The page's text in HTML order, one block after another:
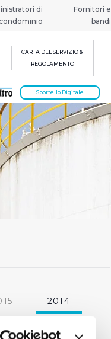
di
Fornitori e
bandi
CARTA DEL SERVIZIO &
REGOLAMENTO
Sportello Digitale
2014